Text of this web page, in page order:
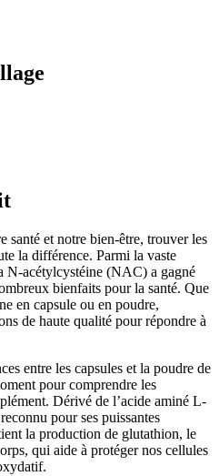
santé et notre bien-être, trouver les
la différence. Parmi la vaste
N-acétylcystéine (NAC) a gagné
bienfaits pour la santé. Que
en capsule ou en poudre,
de haute qualité pour répondre à
entre les capsules et la poudre de
pour comprendre les
Dérivé de l’acide aminé L-
pour ses puissantes
la production de glutathion, le
qui aide à protéger nos cellules